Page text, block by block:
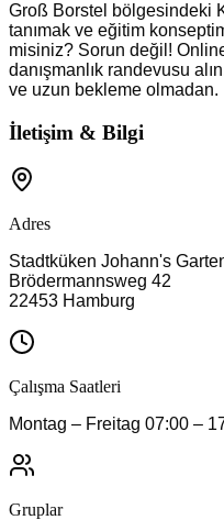
Groß Borstel bölgesindeki
tanımak ve eğitim
misiniz? Sorun değil!
danışmanlık randevusu
ve uzun bekleme olmadan.
İletişim & Bilgi
Adres
Stadtküken Johann's
Brödermannsweg 42
22453 Hamburg
Çalışma Saatleri
Montag – Freitag 07:00 –
Gruplar